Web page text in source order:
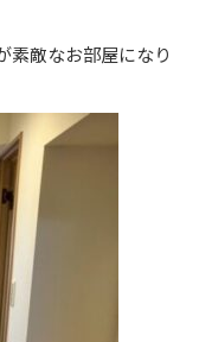
素敵なお部屋になり